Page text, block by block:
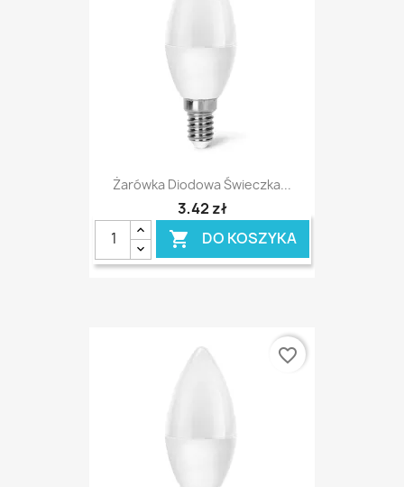
Żarówka Diodowa Świeczka...
3,42 zł
 DO KOSZYKA
favorite_border